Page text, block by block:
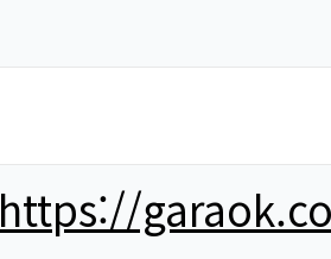
https://